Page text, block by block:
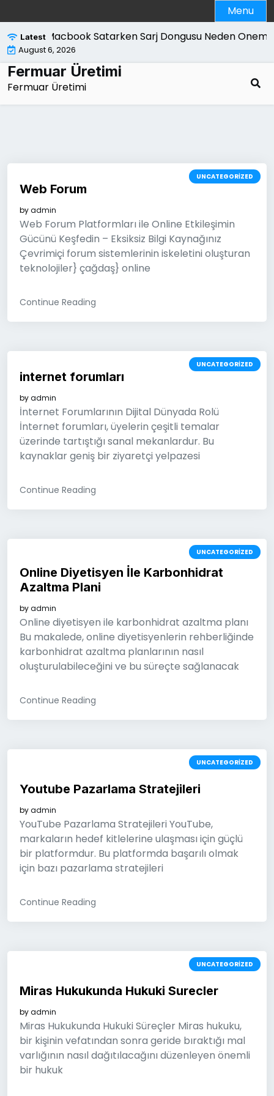
to
content
Menu
LatestMacbook Satarken Sarj Dongusu Neden
August 6, 2026
Fermuar Üretimi
Fermuar Üretimi
UNCATEGORIZED
Web Forum
byadmin
Web Forum Platformları ile Online Etkileşimin
Gücünü Keşfedin – Eksiksiz Bilgi Kaynağınız
Çevrimiçi forum sistemlerinin iskeletini oluşturan
teknolojiler} çağdaş} online
Continue Reading
UNCATEGORIZED
internet forumları
byadmin
İnternet Forumlarının Dijital Dünyada Rolü
İnternet forumları, üyelerin çeşitli temalar
üzerinde tartıştığı sanal mekanlardur. Bu
kaynaklar geniş bir ziyaretçi yelpazesi
Continue Reading
UNCATEGORIZED
Online Diyetisyen İle Karbonhidrat
Azaltma Plani
byadmin
Online diyetisyen ile karbonhidrat azaltma planı
Bu makalede, online diyetisyenlerin rehberliğinde
karbonhidrat azaltma planlarının nasıl
oluşturulabileceğini ve bu süreçte sağlanacak
Continue Reading
UNCATEGORIZED
Youtube Pazarlama Stratejileri
byadmin
YouTube Pazarlama Stratejileri YouTube,
markaların hedef kitlelerine ulaşması için güçlü
bir platformdur. Bu platformda başarılı olmak
için bazı pazarlama stratejileri
Continue Reading
UNCATEGORIZED
Miras Hukukunda Hukuki Surecler
byadmin
Miras Hukukunda Hukuki Süreçler Miras hukuku,
bir kişinin vefatından sonra geride bıraktığı mal
varlığının nasıl dağıtılacağını düzenleyen önemli
bir hukuk